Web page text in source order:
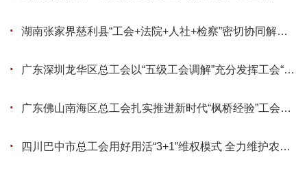
· 湖南张家界慈利县“工会+法院+人社+检察”密切协同解决职工急难愁盼
· 广东深圳龙华区总工会以“五级工会调解”充分发挥工会“四个第一人”作用
· 广东佛山南海区总工会扎实推进新时代“枫桥经验”工会实践落地见效
· 四川巴中市总工会用好用活“3+1”维权模式 全力维护农民工合法权益